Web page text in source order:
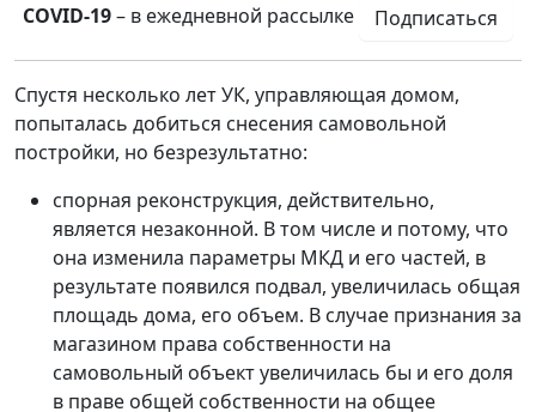
COVID-19– в ежедневной рассылке Подписаться
Спустя несколько лет УК, управляющая домом,
попыталась добиться снесения самовольной
постройки, но безрезультатно:
спорная реконструкция, действительно,
является незаконной. В том числе и потому, что
она изменила параметры МКД и его частей, в
результате появился подвал, увеличилась общая
площадь дома, его объем. В случае признания за
магазином права собственности на
самовольный объект увеличилась бы и его доля
в праве общей собственности на общее